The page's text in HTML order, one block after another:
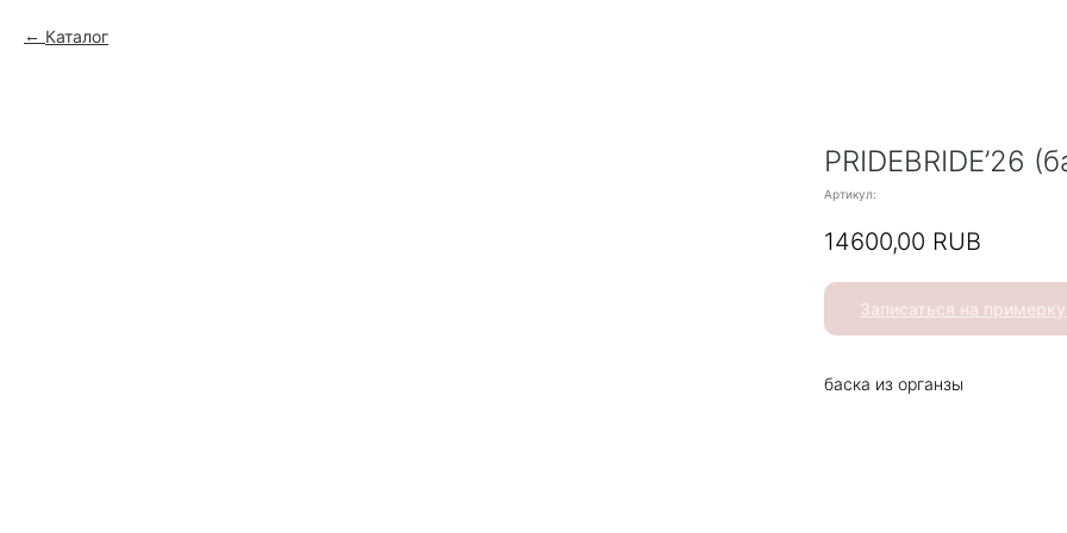
Каталог
PRIDEBRIDE’26
Артикул:
14600,00 RUB
Записаться на примерку
баска из органзы